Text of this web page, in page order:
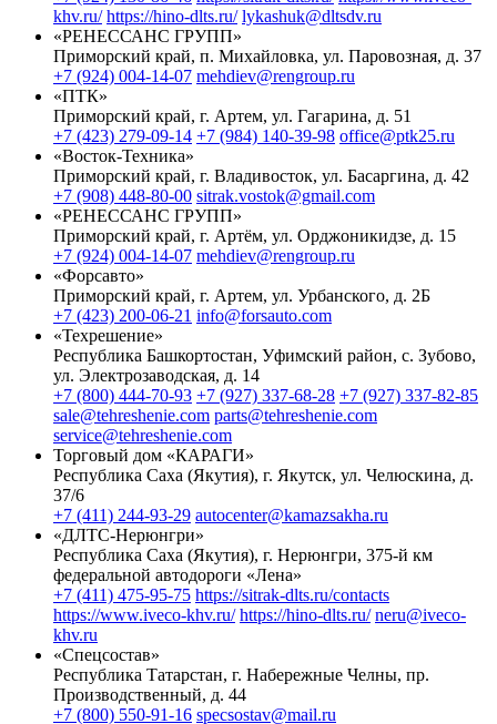
khv.ru/ https://hino-dlts.ru/ lykashuk@dltsdv.ru
«РЕНЕССАНС ГРУПП»
Приморский край, п. Михайловка, ул. Паровозная, д. 37
+7 (924) 004-14-07 mehdiev@rengroup.ru
«ПТК»
Приморский край, г. Артем, ул. Гагарина, д. 51
+7 (423) 279-09-14 +7 (984) 140-39-98 office@ptk25.ru
«Восток-Техника»
Приморский край, г. Владивосток, ул. Басаргина, д. 42
+7 (908) 448-80-00 sitrak.vostok@gmail.com
«РЕНЕССАНС ГРУПП»
Приморский край, г. Артём, ул. Орджоникидзе, д. 15
+7 (924) 004-14-07 mehdiev@rengroup.ru
«Форсавто»
Приморский край, г. Артем, ул. Урбанского, д. 2Б
+7 (423) 200-06-21 info@forsauto.com
«Техрешение»
Республика Башкортостан, Уфимский район, с. Зубово,
ул. Электрозаводская, д. 14
+7 (800) 444-70-93 +7 (927) 337-68-28 +7 (927) 337-82-85
sale@tehreshenie.com parts@tehreshenie.com
service@tehreshenie.com
Торговый дом «КАРАГИ»
Республика Саха (Якутия), г. Якутск, ул. Челюскина, д.
37/6
+7 (411) 244-93-29 autocenter@kamazsakha.ru
«ДЛТС-Нерюнгри»
Республика Саха (Якутия), г. Нерюнгри, 375-й км
федеральной автодороги «Лена»
+7 (411) 475-95-75 https://sitrak-dlts.ru/contacts
https://www.iveco-khv.ru/ https://hino-dlts.ru/ neru@iveco-
khv.ru
«Спецсостав»
Республика Татарстан, г. Набережные Челны, пр.
Производственный, д. 44
+7 (800) 550-91-16 specsostav@mail.ru